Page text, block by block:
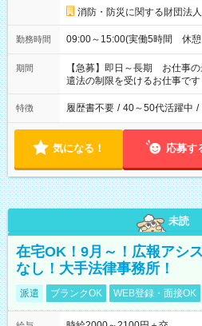
消防・防災に関する財団法人
勤務時間 09:00～15:00(実働5時間 休
期間
【急募】即日～長期 お仕事
遣法の制限を受けるお仕事で
特徴 履歴書不要 / 40～50代活躍中 /
気になる！ 応募す
未読
在宅OK！9月～！広報アシ
なし！大手法律事務所！
派遣 ブランクOK WEB登録・面接OK